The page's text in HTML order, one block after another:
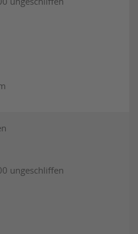
ungeschliffen